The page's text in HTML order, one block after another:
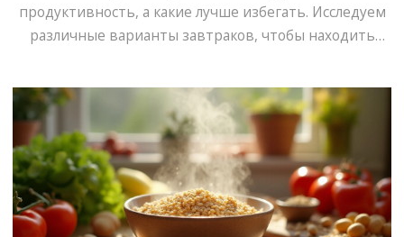
продуктивность, а какие лучше избегать. Исследуем
различные варианты завтраков, чтобы находить
здоровья. Откроем секреты приготовления простых
и питательных блюд, которые повысят уровень
вашей энергии.